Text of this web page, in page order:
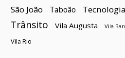
São João Taboão Tecnologia
Trânsito Vila Augusta Vila
Vila Rio